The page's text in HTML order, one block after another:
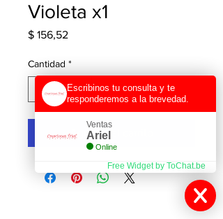
Violeta x1
$ 156,52Precio
Cantidad *
Agregar al carrito
Escribinos tu consulta y te
responderemos a la brevedad.
Ventas
Ariel
Online
Free Widget by ToChat.be